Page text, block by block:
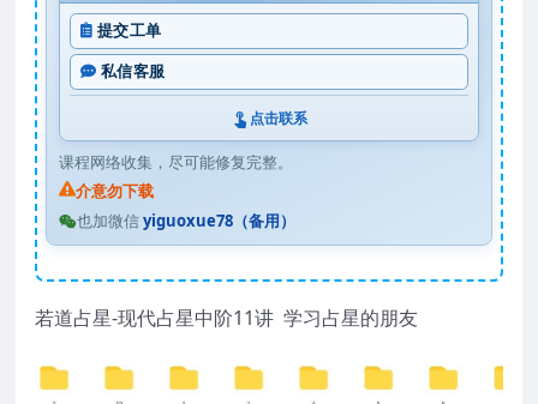
提交工单
私信客服
点击联系
课程网络收集，尽可能修复完整。
介意勿下载
也加微信yiguoxue78（备用）
若道占星-现代占星中阶11讲 学习占星的朋友